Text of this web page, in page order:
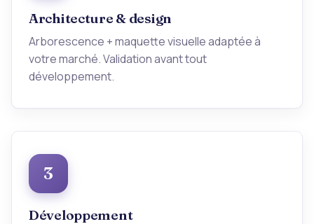
Architecture & design
Arborescence + maquette visuelle adaptée à
votre marché. Validation avant tout
développement.
3
Développement